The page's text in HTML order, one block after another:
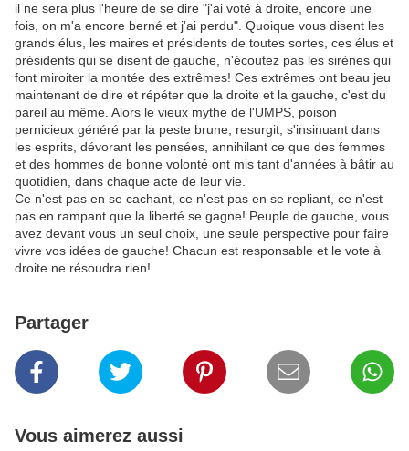
il ne sera plus l'heure de se dire "j'ai voté à droite, encore une
fois, on m'a encore berné et j'ai perdu". Quoique vous disent les
grands élus, les maires et présidents de toutes sortes, ces élus et
présidents qui se disent de gauche, n'écoutez pas les sirènes qui
font miroiter la montée des extrêmes! Ces extrêmes ont beau jeu
maintenant de dire et répéter que la droite et la gauche, c'est du
pareil au même. Alors le vieux mythe de l'UMPS, poison
pernicieux généré par la peste brune, resurgit, s'insinuant dans
les esprits, dévorant les pensées, annihilant ce que des femmes
et des hommes de bonne volonté ont mis tant d'années à bâtir au
quotidien, dans chaque acte de leur vie.
Ce n'est pas en se cachant, ce n'est pas en se repliant, ce n'est
pas en rampant que la liberté se gagne! Peuple de gauche, vous
avez devant vous un seul choix, une seule perspective pour faire
vivre vos idées de gauche! Chacun est responsable et le vote à
droite ne résoudra rien!
Partager
Vous aimerez aussi